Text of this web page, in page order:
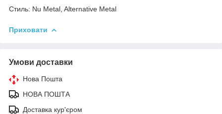
Стиль: Nu Metal, Alternative Metal
Приховати
Умови доставки
Нова Пошта
НОВА ПОШТА
Доставка кур'єром